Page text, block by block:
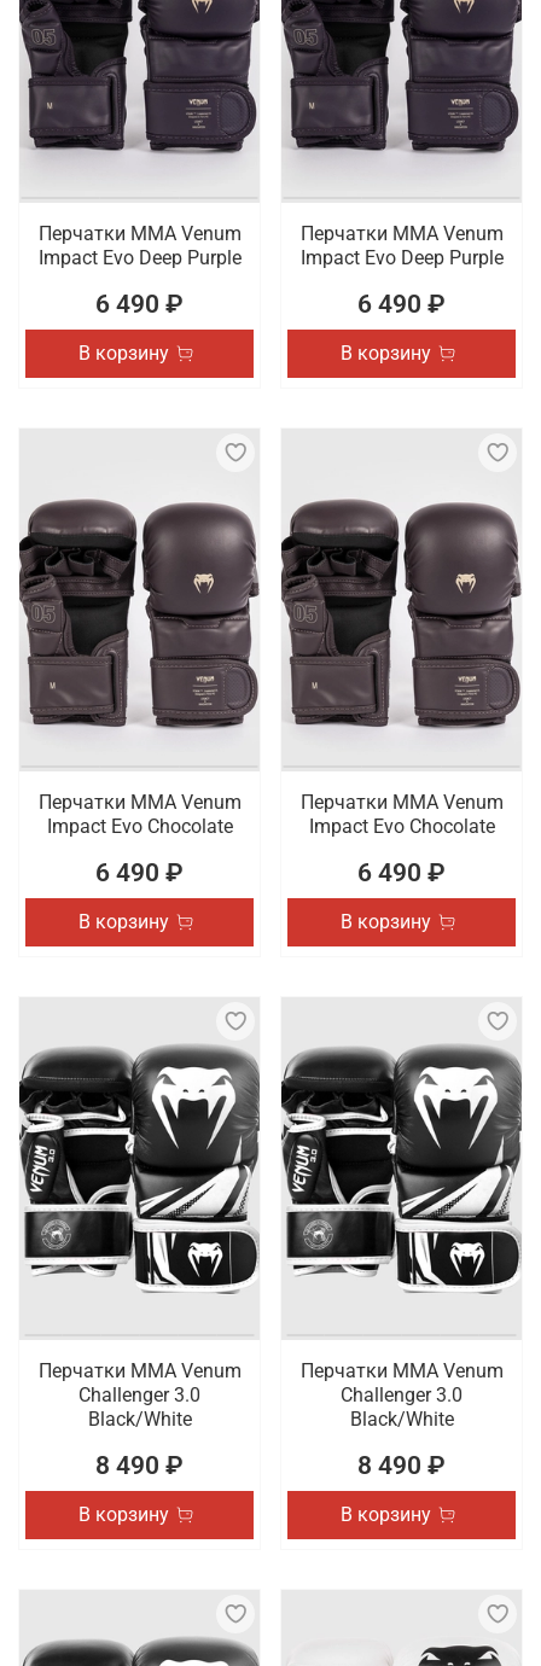
Перчатки ММА Venum
Impact Evo Deep Purple
6 490 ₽
В корзину
Перчатки ММА Venum
Impact Evo Deep Purple
6 490 ₽
В корзину
Перчатки ММА Venum
Impact Evo Chocolate
6 490 ₽
В корзину
Перчатки ММА Venum
Impact Evo Chocolate
6 490 ₽
В корзину
Перчатки ММА Venum
Challenger 3.0
Black/White
8 490 ₽
В корзину
Перчатки ММА Venum
Challenger 3.0
Black/White
8 490 ₽
В корзину